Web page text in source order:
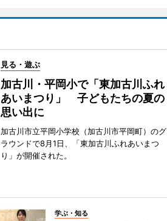
見る・遊ぶ
加古川・平岡小で「東加古川ふれ
あいまつり」 子どもたちの夏の
思い出に
加古川市立平岡小学校（加古川市平岡町）のグ
ラウンドで8月1日、「東加古川ふれあいまつ
り」が開催された。
学ぶ・知る